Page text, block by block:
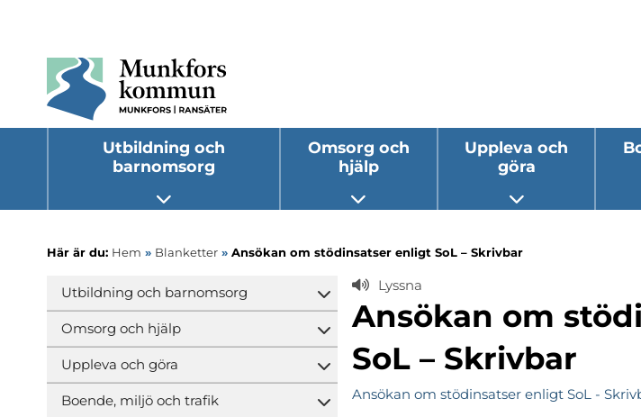
Utbildning och
barnomsorg
Öppna undermeny
Omsorg och
hjälp
Öppna undermeny
Uppleva och
göra
Öppna undermeny
Här är du: Hem » Blanketter » Ansökan om stödinsatser enligt SoL – Skrivbar
Utbildning och barnomsorg
Öppna undermeny
Omsorg och hjälp
Öppna undermeny
Uppleva och göra
Öppna undermeny
Boende, miljö och trafik
Öppna undermeny
Lyssna
Ansökan om
SoL – Skrivbar
Ansökan om stödinsatser enligt SoL -